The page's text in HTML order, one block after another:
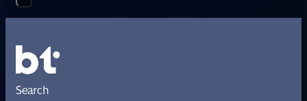
Search